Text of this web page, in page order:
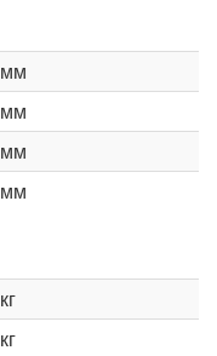
мм
мм
мм
мм
кг
кг